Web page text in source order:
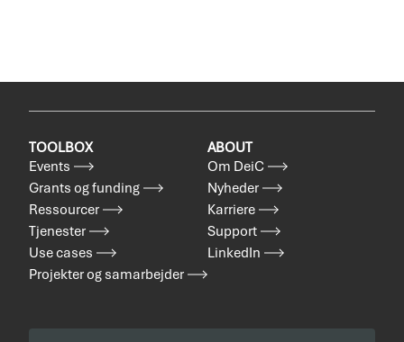
TOOLBOX
Events
Grants og funding
Ressourcer
Tjenester
Use cases
Projekter og samarbejder
ABOUT
Om DeiC
Nyheder
Karriere
Support
LinkedIn